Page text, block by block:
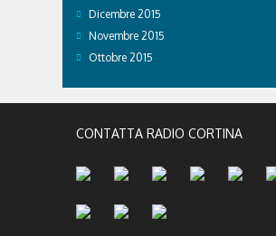
Dicembre 2015
Novembre 2015
Ottobre 2015
CONTATTA RADIO CORTINA